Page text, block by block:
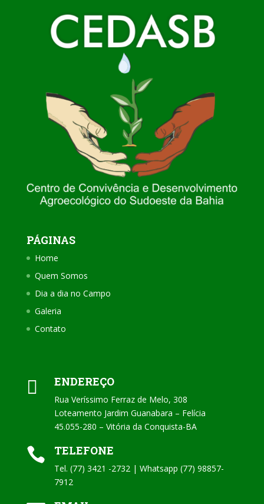
PÁGINAS
Home
Quem Somos
Dia a dia no Campo
Galeria
Contato
 ENDEREÇO
Rua Veríssimo Ferraz de Melo, 308
Loteamento Jardim Guanabara – Felícia
45.055-280 – Vitória da Conquista-BA
 TELEFONE
Tel. (77) 3421 -2732 | Whatsapp (77) 98857-
7912